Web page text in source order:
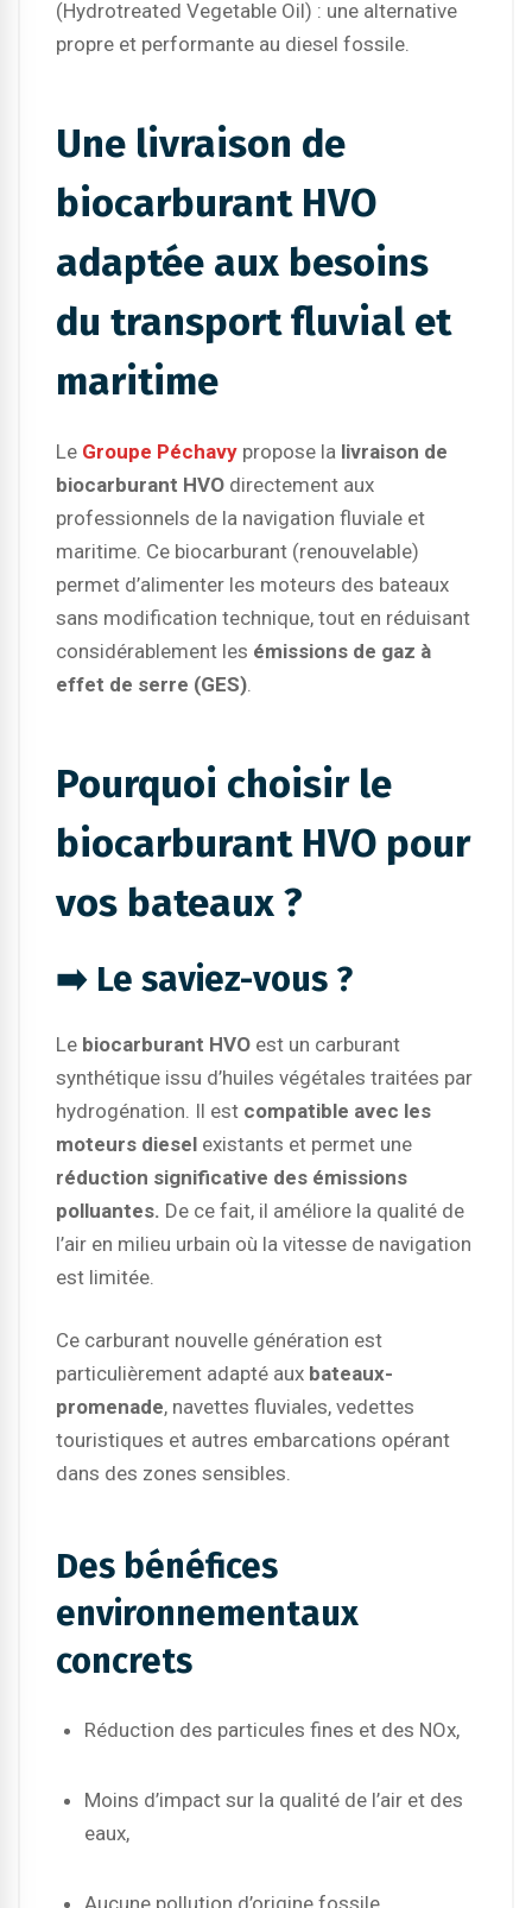
(Hydrotreated Vegetable Oil) : une alternative
propre et performante au diesel fossile.
Une livraison de
biocarburant HVO
adaptée aux besoins
du transport fluvial et
maritime
Le Groupe Péchavy propose la livraison de
biocarburant HVO directement aux
professionnels de la navigation fluviale et
maritime. Ce biocarburant (renouvelable)
permet d’alimenter les moteurs des bateaux
sans modification technique, tout en réduisant
considérablement les émissions de gaz à
effet de serre (GES)
Pourquoi choisir le
biocarburant HVO pour
vos bateaux ?
➡️ Le saviez-vous ?
Le biocarburant HVO est un carburant
synthétique issu d’huiles végétales traitées par
hydrogénation. Il est compatible avec les
moteurs diesel existants et permet une
réduction significative des émissions
polluantes. De ce fait, il améliore la qualité de
l’air en milieu urbain où la vitesse de navigation
est limitée.
Ce carburant nouvelle génération est
particulièrement adapté aux bateaux-
promenade, navettes fluviales, vedettes
touristiques et autres embarcations opérant
dans des zones sensibles.
Des bénéfices
environnementaux
concrets
Réduction des particules fines et des NOx,
Moins d’impact sur la qualité de l’air et des
eaux,
Aucune pollution d’origine fossile,